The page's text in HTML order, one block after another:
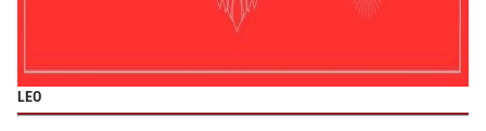
LEO